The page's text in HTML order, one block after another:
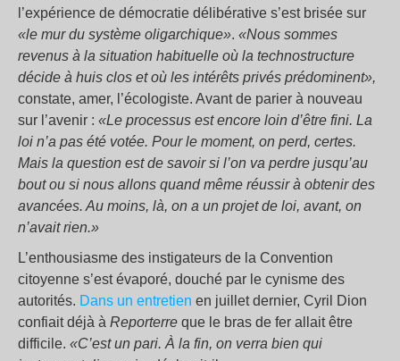
l’expérience de démocratie délibérative s’est brisée sur
«le mur du système oligarchique». «Nous sommes
revenus à la situation habituelle où la technostructure
décide à huis clos et où les intérêts privés prédominent»,
constate, amer, l’écologiste. Avant de parier à nouveau
sur l’avenir : «Le processus est encore loin d’être fini. La
loi n’a pas été votée. Pour le moment, on perd, certes.
Mais la question est de savoir si l’on va perdre jusqu’au
bout ou si nous allons quand même réussir à obtenir des
avancées. Au moins, là, on a un projet de loi, avant, on
n’avait rien.»
L’enthousiasme des instigateurs de la Convention
citoyenne s’est évaporé, douché par le cynisme des
autorités. Dans un entretien en juillet dernier, Cyril Dion
confiait déjà à Reporterre que le bras de fer allait être
difficile. «C’est un pari. À la fin, on verra bien qui